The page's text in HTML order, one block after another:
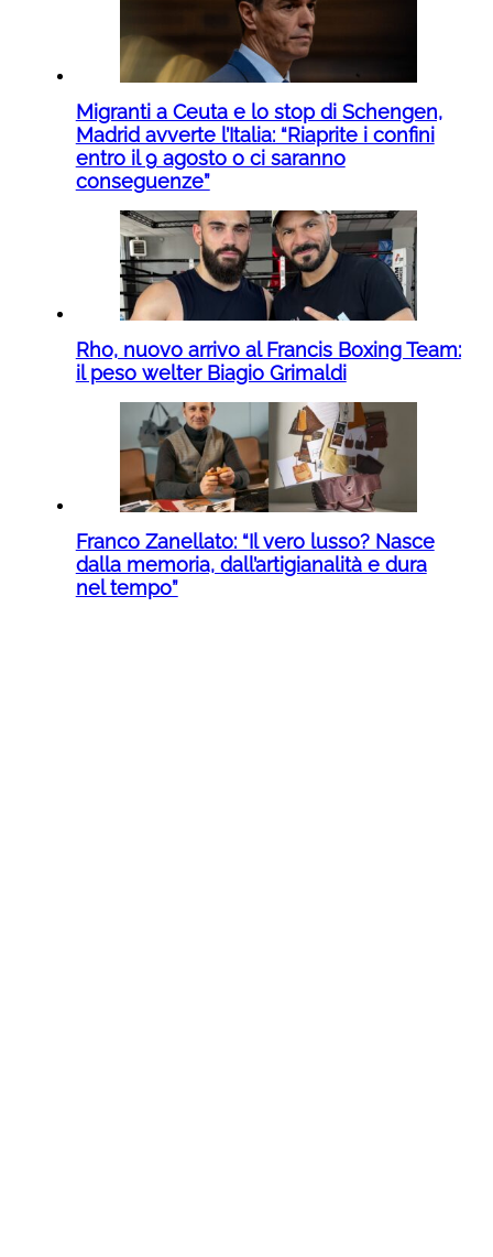
Migranti a Ceuta e lo stop di Schengen,
Madrid avverte l’Italia: “Riaprite i confini
entro il 9 agosto o ci saranno
conseguenze”
Rho, nuovo arrivo al Francis Boxing Team:
il peso welter Biagio Grimaldi
Franco Zanellato: “Il vero lusso? Nasce
dalla memoria, dall’artigianalità e dura
nel tempo”